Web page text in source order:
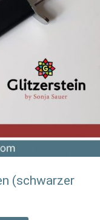
(schwarzer